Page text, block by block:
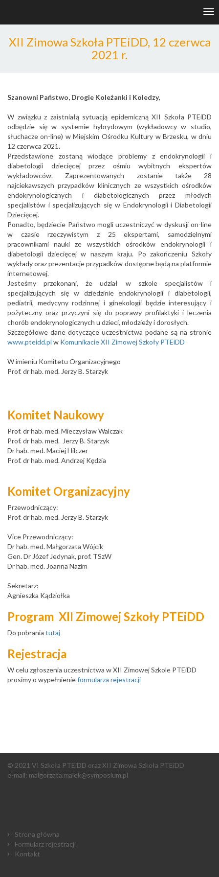
XII Zimowa Szkoła PTEiDD, 12 czerwca
2021 r.
Szanowni Państwo, Drogie Koleżanki i Koledzy,
W związku z zaistniałą sytuacją epidemiczną XII Szkoła PTEiDD
odbędzie się w systemie hybrydowym (wykładowcy w studio,
słuchacze on-line) w Miejskim Ośrodku Kultury w Brzesku, w dniu
12 czerwca 2021.
Przedstawione zostaną wiodące problemy z endokrynologii i
diabetologii dziecięcej przez ośmiu wybitnych ekspertów
wykładowców. Zaprezentowanych zostanie także 28
najciekawszych przypadków klinicznych ze wszystkich ośrodków
endokrynologicznych i diabetologicznych przez młodych
specjalistów i specjalizujących się w Endokrynologii i Diabetologii
Dziecięcej.
Ponadto, będziecie Państwo mogli uczestniczyć w dyskusji on-line
w czasie rzeczywistym z 25 ekspertami, samodzielnymi
pracownikami nauki ze wszystkich ośrodków endokrynologii i
diabetologii dziecięcej w naszym kraju. Po zakończeniu Szkoły
wykłady oraz prezentacje przypadków dostępne będą na platformie
internetowej.
Jesteśmy przekonani, że udział w szkole specjalistów i
specjalizujących się w dziedzinie endokrynologii i diabetologii,
pediatrii, medycyny rodzinnej i ginekologii będzie interesujący i
pożyteczny oraz przyczyni się do poprawy profilaktyki i leczenia
chorób endokrynologicznych u dzieci, młodzieży i dorosłych.
Szczegółowe dane dotyczące uczestnictwa podane są na stronie
www.pteidd.pl w Komunikacie XII Zimowej Szkoły PTEiDD
W imieniu Komitetu Organizacyjnego
Prof. dr hab. med. Jerzy B. Starzyk
Komitet Naukowy
Prof. dr hab. med. Mieczysław Walczak
Prof. dr hab. med. Jerzy B. Starzyk
Dr hab. med. Maciej Hilczer
Prof. dr hab. med. Andrzej Kędzia
Komitet Organizacyjny
Przewodniczący:
Prof. dr hab. med. Jerzy B. Starzyk
Vice Przewodniczący:
Dr hab. med. Małgorzata Wójcik
Gen. Dr Józef Jedynak, prof. TSzW
Dr hab. med. Joanna Nazim
Sekretarz:
Agnieszka Kądziołka
Program XII Zimowej Szkoły PTEiDD
Do pobrania tutaj
Rejestracja
W celu zgłoszenia uczestnictwa w XII Zimowej Szkole PTEiDD
prosimy o wypełnienieformularza rejestracji
© 2021 VI Szkoła PTEiDD oraz XII Zimowa Szkoła PTEiDD
e-mail: malgorzata.malek@symposium.pl
Strona główna
Formularz rejestracji
Kontakt